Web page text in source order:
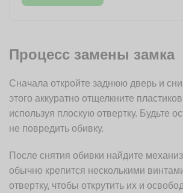
Процесс замены замка
Сначала откройте заднюю дверь и
этого аккуратно отщелкните
используя плоскую отвертку. Будьте
не повредить обивку.
После снятия обивки найдите
обычно крепится несколькими
отвертку, чтобы открутить их и